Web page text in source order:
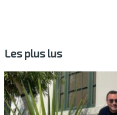
Les plus lus